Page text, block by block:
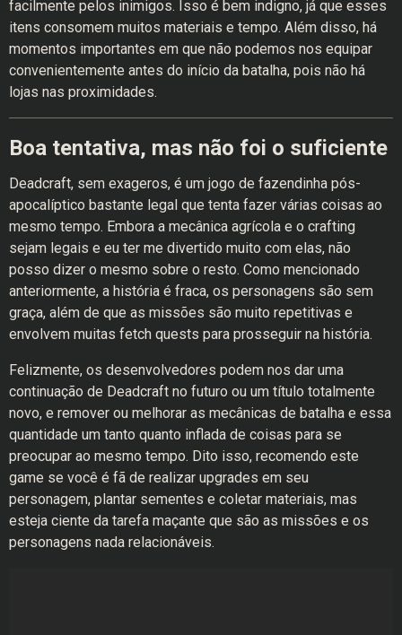
facilmente pelos inimigos. Isso é bem indigno, já que esses
itens consomem muitos materiais e tempo. Além disso, há
momentos importantes em que não podemos nos equipar
convenientemente antes do início da batalha, pois não há
lojas nas proximidades.
Boa tentativa, mas não foi o suficiente
Deadcraft, sem exageros, é um jogo de fazendinha pós-
apocalíptico bastante legal que tenta fazer várias coisas ao
mesmo tempo. Embora a mecânica agrícola e o crafting
sejam legais e eu ter me divertido muito com elas, não
posso dizer o mesmo sobre o resto. Como mencionado
anteriormente, a história é fraca, os personagens são sem
graça, além de que as missões são muito repetitivas e
envolvem muitas fetch quests para prosseguir na história.
Felizmente, os desenvolvedores podem nos dar uma
continuação de Deadcraft no futuro ou um título totalmente
novo, e remover ou melhorar as mecânicas de batalha e essa
quantidade um tanto quanto inflada de coisas para se
preocupar ao mesmo tempo. Dito isso, recomendo este
game se você é fã de realizar upgrades em seu
personagem, plantar sementes e coletar materiais, mas
esteja ciente da tarefa maçante que são as missões e os
personagens nada relacionáveis.